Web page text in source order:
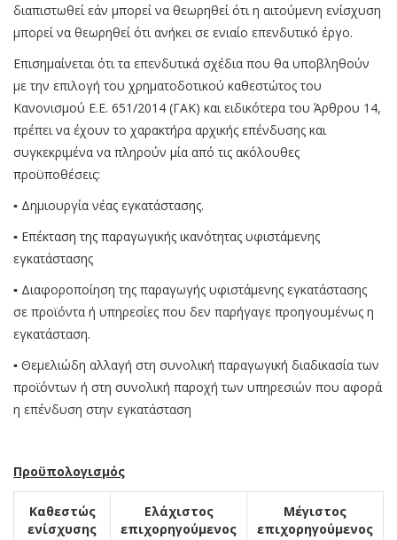
διαπιστωθεί εάν μπορεί να θεωρηθεί ότι η αιτούμενη ενίσχυση
μπορεί να θεωρηθεί ότι ανήκει σε ενιαίο επενδυτικό έργο.
Επισημαίνεται ότι τα επενδυτικά σχέδια που θα υποβληθούν
με την επιλογή του χρηματοδοτικού καθεστώτος του
Κανονισμού Ε.Ε. 651/2014 (ΓΑΚ) και ειδικότερα του Άρθρου 14,
πρέπει να έχουν το χαρακτήρα αρχικής επένδυσης και
συγκεκριμένα να πληρούν μία από τις ακόλουθες
προϋποθέσεις:
▪ Δημιουργία νέας εγκατάστασης.
▪ Επέκταση της παραγωγικής ικανότητας υφιστάμενης
εγκατάστασης
▪ Διαφοροποίηση της παραγωγής υφιστάμενης εγκατάστασης
σε προϊόντα ή υπηρεσίες που δεν παρήγαγε προηγουμένως η
εγκατάσταση.
▪ Θεμελιώδη αλλαγή στη συνολική παραγωγική διαδικασία των
προϊόντων ή στη συνολική παροχή των υπηρεσιών που αφορά
η επένδυση στην εγκατάσταση
Προϋπολογισμός
Καθεστώς
ενίσχυσης
Ελάχιστος
επιχορηγούμενος
Μέγιστος
επιχορηγούμενος